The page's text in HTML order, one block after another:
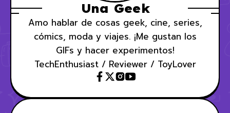
Una Geek
Amo hablar de cosas geek, cine, series,
cómics, moda y viajes. ¡Me gustan los
GIFs y hacer experimentos!
TechEnthusiast / Reviewer / ToyLover